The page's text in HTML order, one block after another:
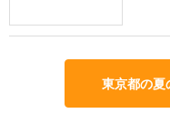
東京都の夏